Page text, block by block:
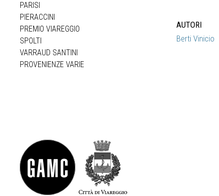
PARISI
PIERACCINI
PREMIO VIAREGGIO
SPOLTI
VARRAUD SANTINI
PROVENIENZE VARIE
AUTORI
Berti Vinicio